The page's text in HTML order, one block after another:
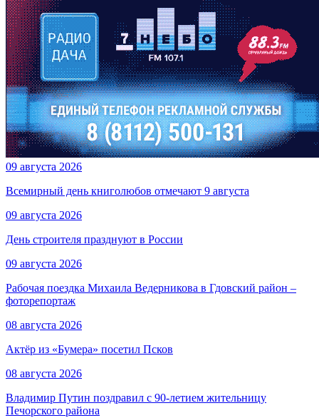
09 августа 2026
Всемирный день книголюбов отмечают 9 августа
09 августа 2026
День строителя празднуют в России
09 августа 2026
Рабочая поездка Михаила Ведерникова в Гдовский район –
фоторепортаж
08 августа 2026
Актёр из «Бумера» посетил Псков
08 августа 2026
Владимир Путин поздравил с 90-летием жительницу
Печорского района